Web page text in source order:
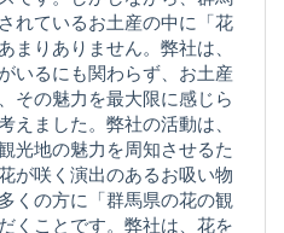
れているお土産の中に「花
まりありません。弊社は、
いるにも関わらず、お土産
その魅力を最大限に感じら
えました。弊社の活動は、
光地の魅力を周知させるた
が咲く演出のあるお吸い物
くの方に「群馬県の花の観
くことです。弊社は、花を